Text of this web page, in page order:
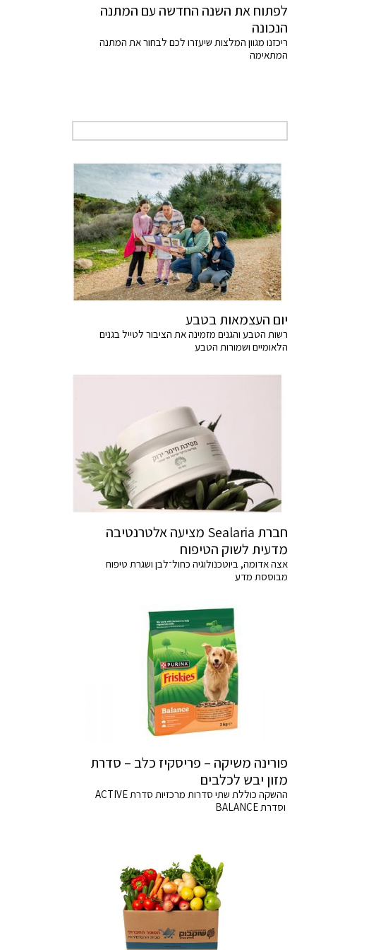
לפתוח את השנה החדשה עם המתנה
הנכונה
ריכזנו מגוון המלצות שיעזרו לכם לבחור את המתנה
המתאימה
יום העצמאות בטבע
רשות הטבע והגנים מזמינה את הציבור לטייל בגנים
הלאומיים ושמורות הטבע
חברת Sealaria מציעה אלטרנטיבה
מדעית לשוק הטיפוח
אצה אדומה, ביוטכנולוגיה כחול־לבן ושגרת טיפוח
מבוססת מדע
פורינה משיקה – פריסקיז כלב – סדרת
מזון יבש לכלבים
ההשקה כוללת שתי סדרות מרכזיות סדרת ACTIVE
וסדרת BALANCE